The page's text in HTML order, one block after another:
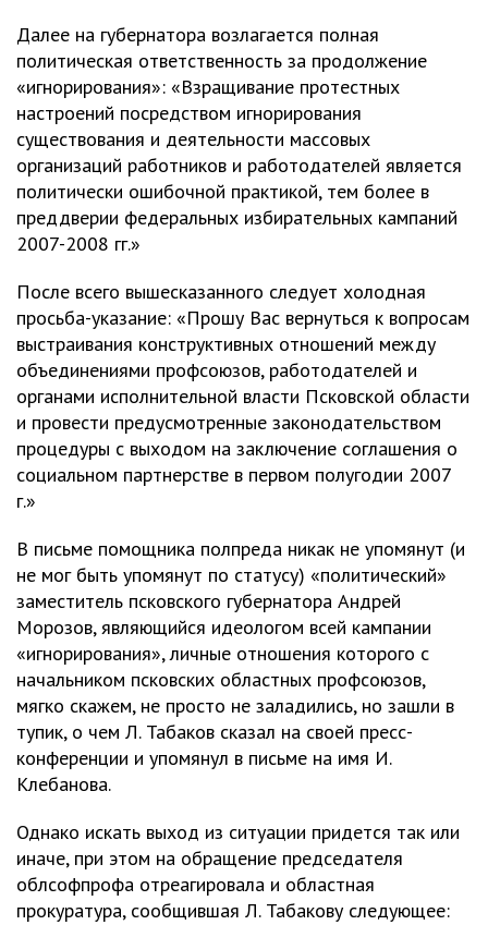
Далее на губернатора возлагается полная
политическая ответственность за продолжение
«игнорирования»: «Взращивание протестных
настроений посредством игнорирования
существования и деятельности массовых
организаций работников и работодателей является
политически ошибочной практикой, тем более в
преддверии федеральных избирательных кампаний
2007-2008 гг.»
После всего вышесказанного следует холодная
просьба-указание: «Прошу Вас вернуться к вопросам
выстраивания конструктивных отношений между
объединениями профсоюзов, работодателей и
органами исполнительной власти Псковской области
и провести предусмотренные законодательством
процедуры с выходом на заключение соглашения о
социальном партнерстве в первом полугодии 2007
г.»
В письме помощника полпреда никак не упомянут (и
не мог быть упомянут по статусу) «политический»
заместитель псковского губернатора Андрей
Морозов, являющийся идеологом всей кампании
«игнорирования», личные отношения которого с
начальником псковских областных профсоюзов,
мягко скажем, не просто не заладились, но зашли в
тупик, о чем Л. Табаков сказал на своей пресс-
конференции и упомянул в письме на имя И.
Клебанова.
Однако искать выход из ситуации придется так или
иначе, при этом на обращение председателя
облсофпрофа отреагировала и областная
прокуратура, сообщившая Л. Табакову следующее: